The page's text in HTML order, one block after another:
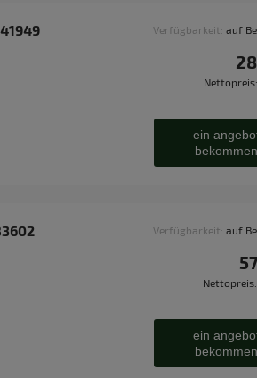
Verfügbarkeit: auf
Nettopreis:
ein
bekommen
Verfügbarkeit: auf
Nettopreis:
ein
bekommen